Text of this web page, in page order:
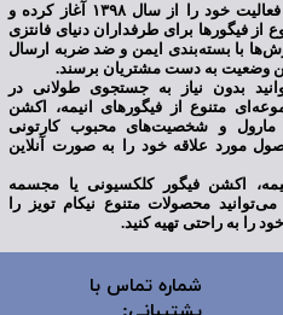
فروشگاه اینترنتی نیکام تویز فعالیت خود را از سال ۱۳۹۸ آغاز کرده و
فیگورها برای طرفداران دنیای فانتزی
با بسته‌بندی ایمن و ضد ضربه ارسال
وضعیت به دست مشتریان برسند.
بدون نیاز به جستجوی طولانی در
متنوع از فیگورهای انیمه، اکشن
مارول و شخصیت‌های محبوب کارتونی
مورد علاقه خود را به صورت آنلاین
اکشن فیگور کلکسیونی یا مجسمه
محصولات متنوع نیکام تویز را
را به راحتی تهیه کنید.
شماره تماس با